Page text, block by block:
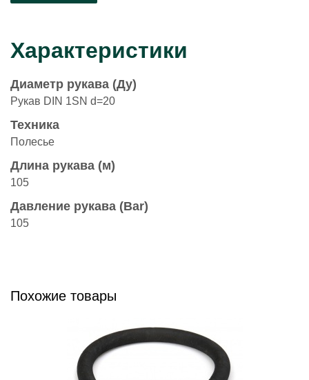
Характеристики
Диаметр рукава (Ду)
Рукав DIN 1SN d=20
Техника
Полесье
Длина рукава (м)
105
Давление рукава (Bar)
105
Похожие товары